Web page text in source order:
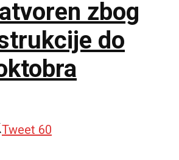
zbog
do
Tweet 60